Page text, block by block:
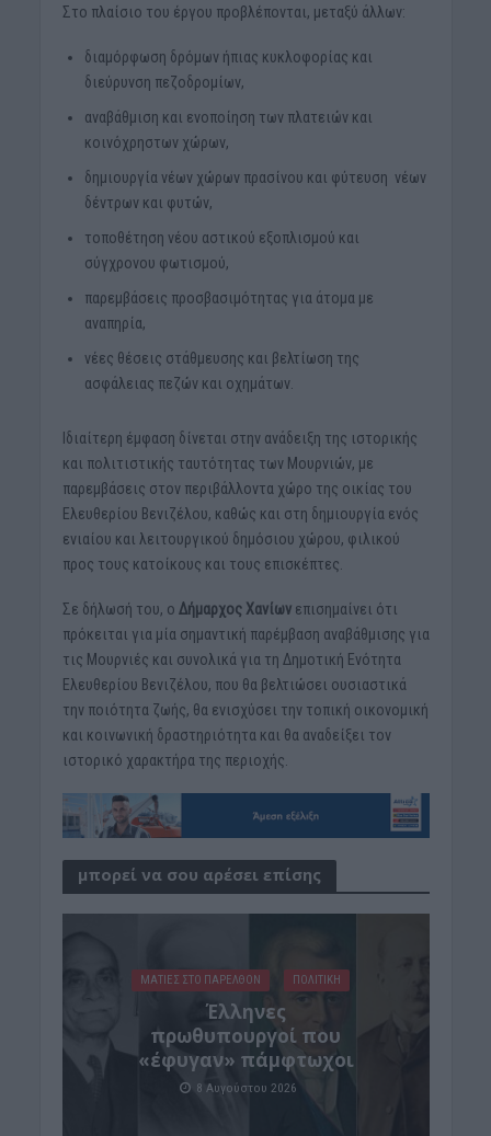
Στο πλαίσιο του έργου προβλέπονται, μεταξύ άλλων:
διαμόρφωση δρόμων ήπιας κυκλοφορίας και
διεύρυνση πεζοδρομίων,
αναβάθμιση και ενοποίηση των πλατειών και
κοινόχρηστων χώρων,
δημιουργία νέων χώρων πρασίνου και φύτευση νέων
δέντρων και φυτών,
τοποθέτηση νέου αστικού εξοπλισμού και
σύγχρονου φωτισμού,
παρεμβάσεις προσβασιμότητας για άτομα με
αναπηρία,
νέες θέσεις στάθμευσης και βελτίωση της
ασφάλειας πεζών και οχημάτων.
Ιδιαίτερη έμφαση δίνεται στην ανάδειξη της ιστορικής
και πολιτιστικής ταυτότητας των Μουρνιών, με
παρεμβάσεις στον περιβάλλοντα χώρο της οικίας του
Ελευθερίου Βενιζέλου, καθώς και στη δημιουργία ενός
ενιαίου και λειτουργικού δημόσιου χώρου, φιλικού
προς τους κατοίκους και τους επισκέπτες.
Σε δήλωσή του, ο Δήμαρχος Χανίωνεπισημαίνει ότι
πρόκειται για μία σημαντική παρέμβαση αναβάθμισης για
τις Μουρνιές και συνολικά για τη Δημοτική Ενότητα
Ελευθερίου Βενιζέλου, που θα βελτιώσει ουσιαστικά
την ποιότητα ζωής, θα ενισχύσει την τοπική οικονομική
και κοινωνική δραστηριότητα και θα αναδείξει τον
ιστορικό χαρακτήρα της περιοχής.
μπορεί να σου αρέσει επίσης
ΜΑΤΙΕΣ ΣΤΟ ΠΑΡΕΛΘΟΝ ΠΟΛΙΤΙΚΗ
Έλληνες
πρωθυπουργοί που
«έφυγαν» πάμφτωχοι
8 Αυγούστου 2026